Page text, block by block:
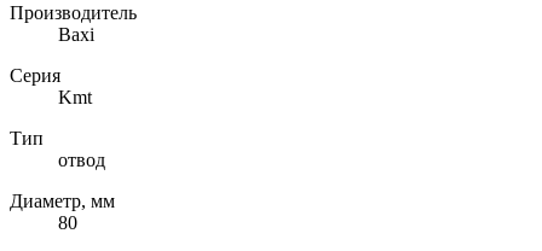
Производитель
Baxi
Серия
Kmt
Тип
отвод
Диаметр, мм
80